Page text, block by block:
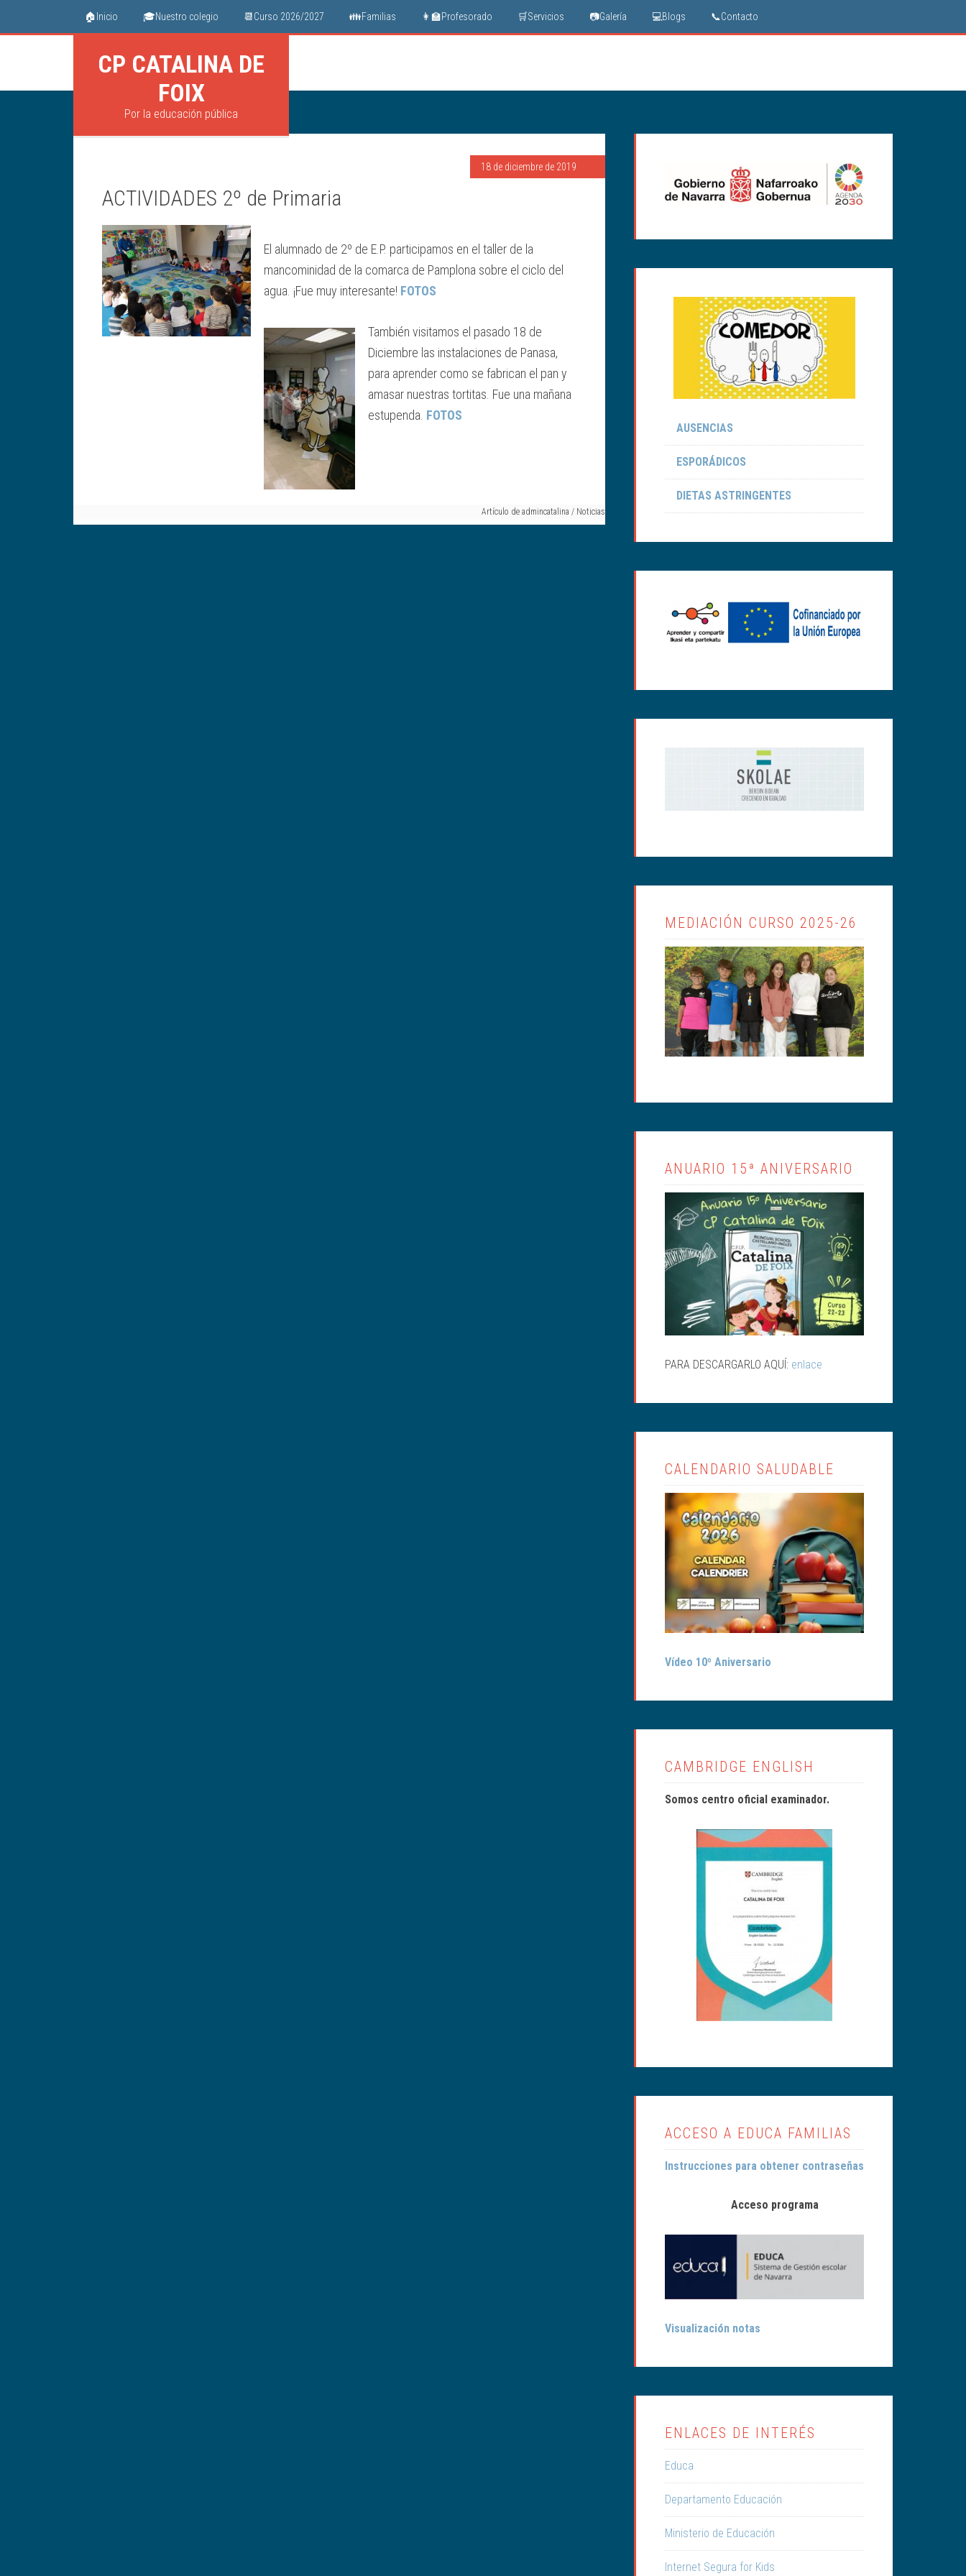
🏠Inicio 🎓Nuestro colegio 📆Curso 2026/2027 👪Familias 👩‍🏫Profesorado 🛒Servicios 📷Galería 💻Blogs 📞Contacto
CP CATALINA DE
FOIX
Por la educación pública
18 de diciembre de 2019
ACTIVIDADES 2º de Primaria
El alumnado de 2º de E.P. participamos en el taller de la
mancominidad de la comarca de Pamplona sobre el ciclo del
agua. ¡Fue muy interesante! FOTOS
También visitamos el pasado 18 de
Diciembre las instalaciones de Panasa,
para aprender como se fabrican el pan y
amasar nuestras tortitas. Fue una mañana
estupenda. FOTOS
Artículo de admincatalina / Noticias
AUSENCIAS
ESPORÁDICOS
DIETAS ASTRINGENTES
MEDIACIÓN CURSO 2025-26
ANUARIO 15ª ANIVERSARIO
PARA DESCARGARLO AQUÍ: enlace
CALENDARIO SALUDABLE
Vídeo 10º Aniversario
CAMBRIDGE ENGLISH
Somos centro oficial examinador.
ACCESO A EDUCA FAMILIAS
Instrucciones para obtener contraseñas
Acceso programa
Visualización notas
ENLACES DE INTERÉS
Educa
Departamento Educación
Ministerio de Educación
Internet Segura for Kids